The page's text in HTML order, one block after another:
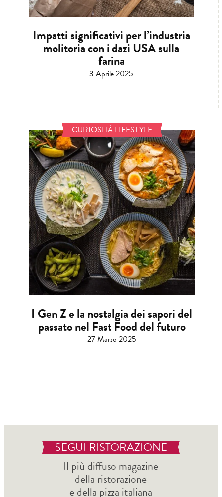
Impatti significativi per l’industria
molitoria con i dazi USA sulla
farina
3 Aprile 2025
CURIOSITÀ LIFESTYLE
I Gen Z e la nostalgia dei sapori del
passato nel Fast Food del futuro
27 Marzo 2025
SEGUI RISTORAZIONE
Il più diffuso magazine
della ristorazione
e della pizza italiana